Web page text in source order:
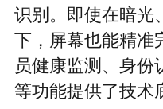
识别。即使在暗光
下，屏幕也能精准
员健康监测、身份
等功能提供了技术